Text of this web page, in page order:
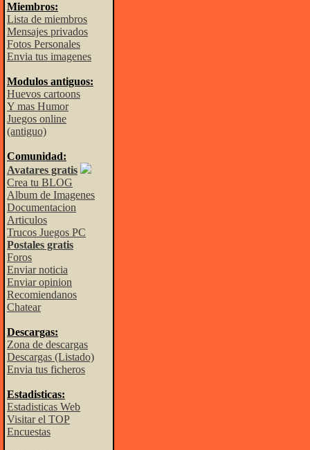
Miembros:
Lista de miembros
Mensajes privados
Fotos Personales
Envia tus imagenes
Modulos antiguos:
Huevos cartoons
Y mas Humor
Juegos online
(antiguo)
Comunidad:
Avatares gratis
Crea tu BLOG
Album de Imagenes
Documentacion
Articulos
Trucos Juegos PC
Postales gratis
Foros
Enviar noticia
Enviar opinion
Recomiendanos
Chatear
Descargas:
Zona de descargas
Descargas (Listado)
Envia tus ficheros
Estadisticas:
Estadisticas Web
Visitar el TOP
Encuestas